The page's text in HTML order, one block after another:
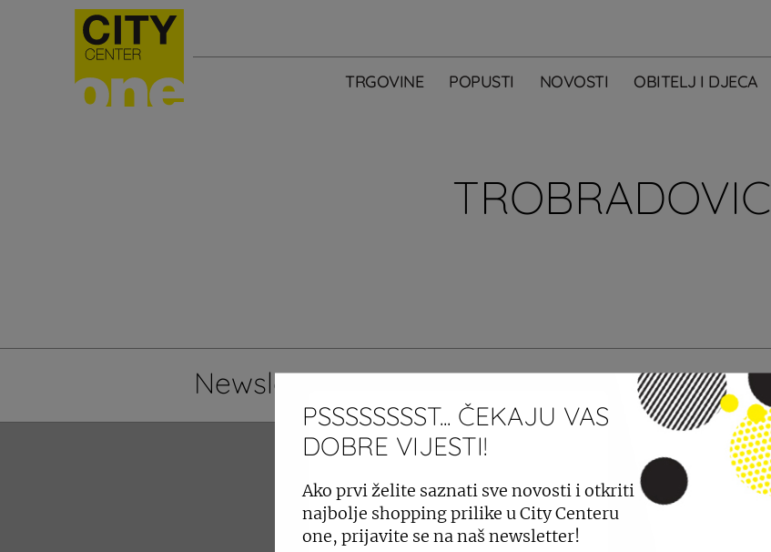
TRGOVINE POPUSTI NOVOSTI OBITELJ I DJECA
TROBRADOVIC
Newsletter Želim primati newsletter City Centera one.
OGLAŠAVANJE I PROMOCIJE
PSSSSSSSST... ČEKAJU VAS
DOBRE VIJESTI!
Ako prvi želite saznati sve novosti i otkriti
najbolje shopping prilike u City Centeru
one, prijavite se na naš newsletter!